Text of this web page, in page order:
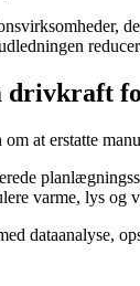
drivkraft
at erstatte
varme, lys
dataanalyse,